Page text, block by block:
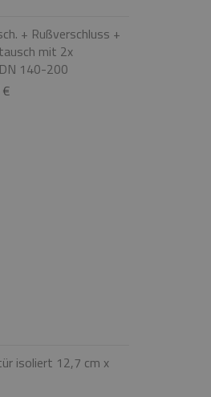
+ Rußverschluss +
mit 2x
140-200
isoliert 12,7 cm x